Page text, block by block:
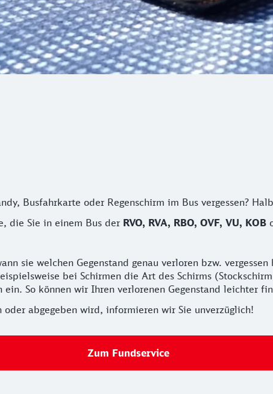
Busfahrkarte oder Regenschirm im Bus vergessen?
die Sie in einem Bus der RVO, RVA, RBO, OVF, VU, KOB
sie welchen Gegenstand genau verloren bzw.
bei Schirmen die Art des Schirms
So können wir Ihren verlorenen Gegenstand leichter
abgegeben wird, informieren wir Sie unverzüglich!
Zum Fundservice